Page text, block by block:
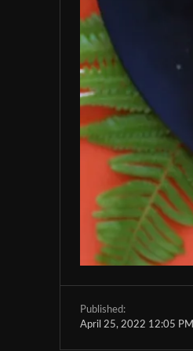
Published:
April 25, 2022 12:05 PM